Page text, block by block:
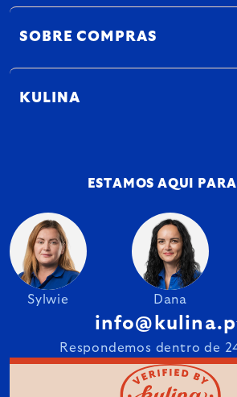
SOBRE COMPRAS
KULINA
ESTAMOS AQUI PARA
Sylwie Dana
Respondemos dentro de